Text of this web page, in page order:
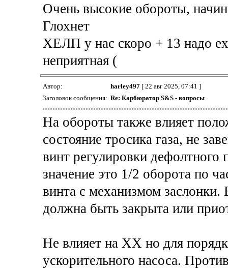
Очень высокие обороты,
Глохнет
ХЕЛП у нас скоро + 13 надо
неприятная (
Автор: harley497[ 22 авг 2025, 07:41 ]
Заголовок сообщения: Re: Карбюратор S&S - вопросы
На обороты также влияет
состояние тросика газа, не
винт регулировки
значение это 1/2 оборота по
винта с механизмом
должна быть закрыта или
Не влияет на ХХ но для
ускорительного насоса.